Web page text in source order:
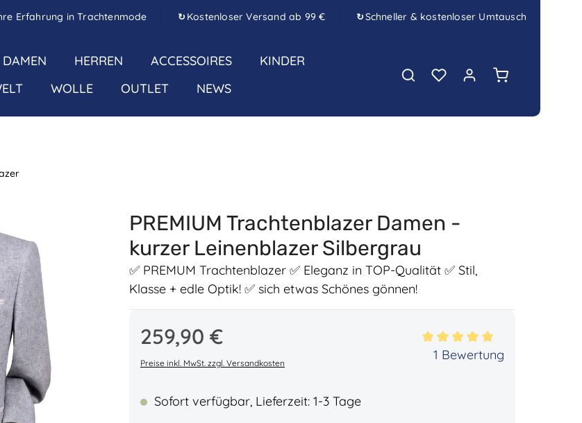
Erfahrung in Trachtenmode ↻ Kostenloser Versand ab 99 € ↻Schneller & kostenloser Umtausch
DAMEN HERREN ACCESSOIRES
KINDER
WOLLE OUTLET NEWS
Warenkorb
PREMIUM Trachtenblazer Damen -
kurzer Leinenblazer Silbergrau
✅ PREMUM Trachtenblazer ✅ Eleganz in TOP-Qualität ✅ Stil,
Klasse + edle Optik! ✅ sich etwas Schönes gönnen!
Regulärer Preis:
259,90 €
Preise inkl. MwSt. zzgl. Versandkosten
1 Bewertung
Sofort verfügbar, Lieferzeit: 1-3 Tage